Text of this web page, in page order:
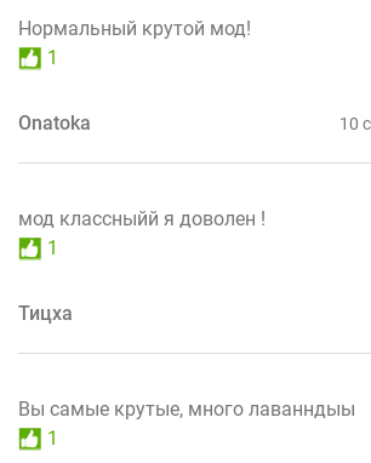
Нормальный крутой мод!
1
Onatoka 10
мод классныйй я доволен !
1
Тицха
Вы самые крутые, много лаванндыы
1